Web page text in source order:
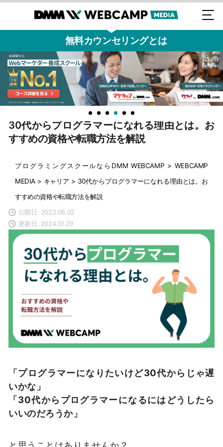
無料カウンセリングとは
30代からプログラマーになれる理由とは。お
すすめの資格や転職方法を解説
プログラミングスクールならDMM WEBCAMP > WEBCAMP
MEDIA > キャリア > 30代からプログラマーになれる理由とは。お
すすめの資格や転職方法を解説
公開日: 2023.06.02
更新日: 2024.01.29
「プログラマーになりたいけど30代からじゃ遅
いかな」
「30代からプログラマーになるにはどうしたら
いいのだろうか」